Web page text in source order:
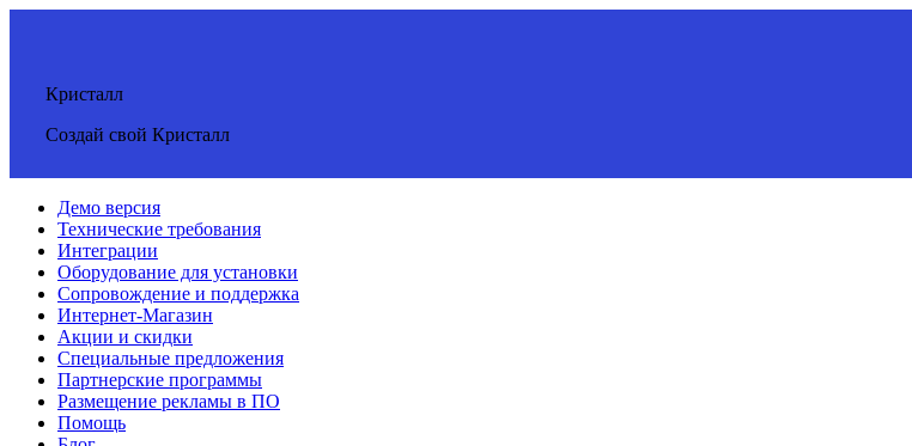
Кристалл
Создай свой Кристалл
Демо версия
Технические требования
Интеграции
Оборудование для установки
Сопровождение и поддержка
Интернет-Магазин
Акции и скидки
Специальные предложения
Партнерские программы
Размещение рекламы в ПО
Помощь